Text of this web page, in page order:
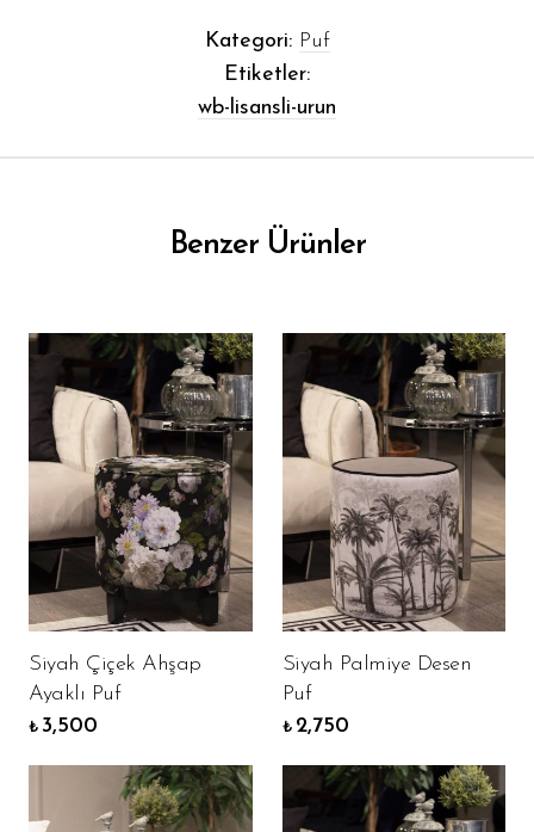
Kategori: Puf
Etiketler:
wb-lisansli-urun
Benzer Ürünler
Siyah Çiçek Ahşap
Ayaklı Puf
₺ 3,500
Siyah Palmiye Desen
Puf
₺ 2,750